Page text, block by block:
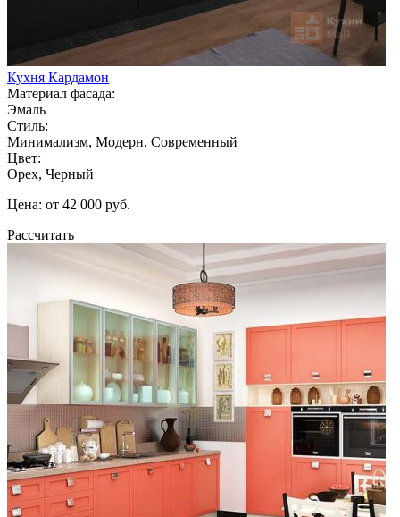
Кухня Кардамон
Материал фасада:
Эмаль
Стиль:
Минимализм, Модерн, Современный
Цвет:
Орех, Черный
Цена: от 42 000 руб.
Рассчитать